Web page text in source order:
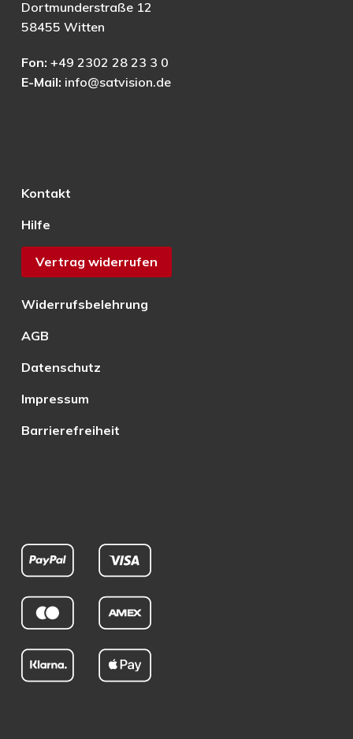
Dortmunderstraße 12
58455 Witten
Fon: +49 2302 28 23 3 0
E-Mail: info@satvision.de
Kontakt
Hilfe
Vertrag widerrufen
Widerrufsbelehrung
AGB
Datenschutz
Impressum
Barrierefreiheit